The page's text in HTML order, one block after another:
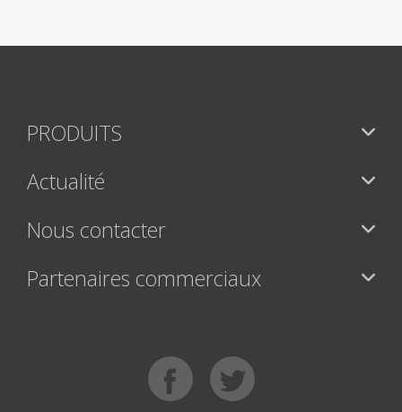
PRODUITS
Actualité
Nous contacter
Partenaires commerciaux